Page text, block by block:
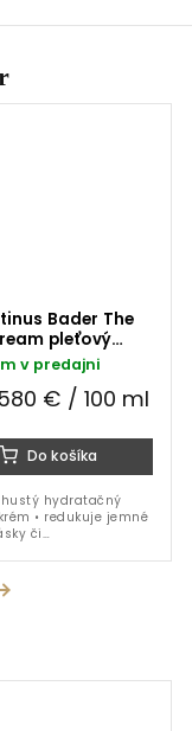
Bader The
pleťový
ml
v predajni
€ / 100 ml
Do košíka
hustý hydratačný
• redukuje jemné
či
• patentovaná
TFC8® • Vitamín E